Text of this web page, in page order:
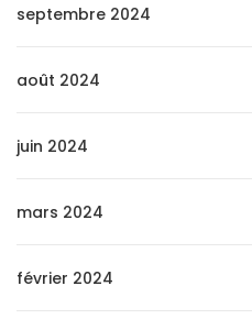
septembre 2024
août 2024
juin 2024
mars 2024
février 2024